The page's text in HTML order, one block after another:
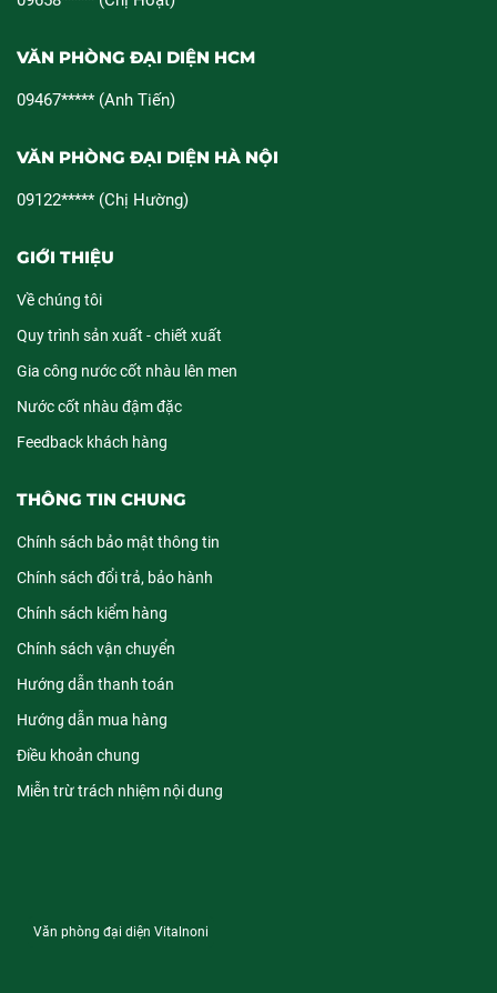
VĂN PHÒNG ĐẠI DIỆN HCM
09467***** (Anh Tiến)
VĂN PHÒNG ĐẠI DIỆN HÀ NỘI
09122***** (Chị Hường)
GIỚI THIỆU
Về chúng tôi
Quy trình sản xuất - chiết xuất
Gia công nước cốt nhàu lên men
Nước cốt nhàu đậm đặc
Feedback khách hàng
THÔNG TIN CHUNG
Chính sách bảo mật thông tin
Chính sách đổi trả, bảo hành
Chính sách kiểm hàng
Chính sách vận chuyển
Hướng dẫn thanh toán
Hướng dẫn mua hàng
Điều khoản chung
Miễn trừ trách nhiệm nội dung
Văn phòng đại diện Vitalnoni